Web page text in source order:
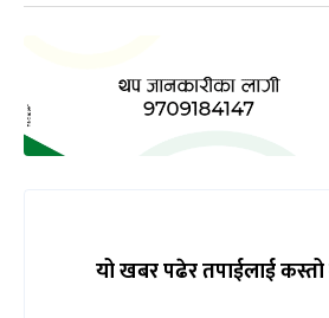
यो खबर पढेर तपाईलाई